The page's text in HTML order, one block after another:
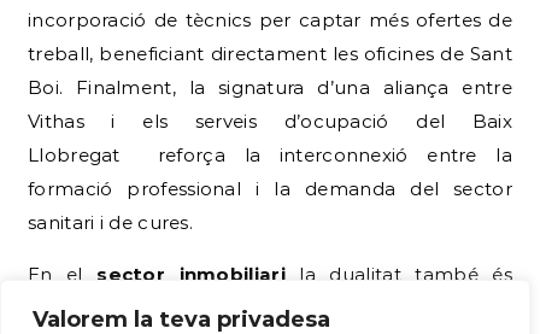
Valorem la teva privadesa
incorporació de tècnics per captar més ofertes de
treball, beneficiant directament les oficines de Sant
Boi. Finalment, la signatura d’una aliança entre
Vithas i els serveis d’ocupació del Baix
Llobregat reforça la interconnexió entre la
formació professional i la demanda del sector
sanitari i de cures.
En el sector inmobiliari la dualitat també és
palpable: mentre es promou l’habitatge social